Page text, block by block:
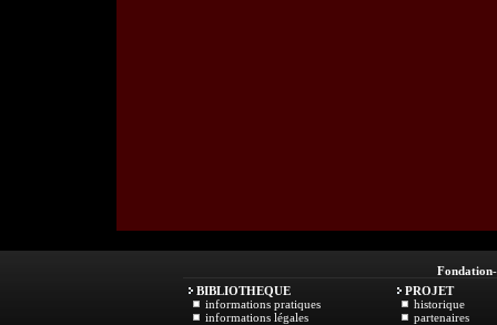
Fondation
BIBLIOTHEQUE
informations pratiques
informations légales
PROJET
historique
partenaires